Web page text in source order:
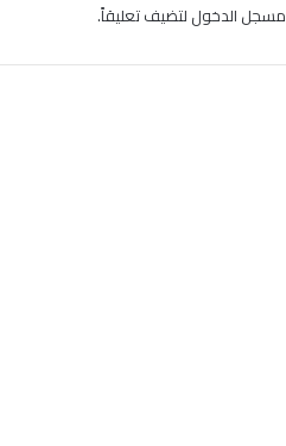
مسجل الدخول لتضيف تعليقاً.